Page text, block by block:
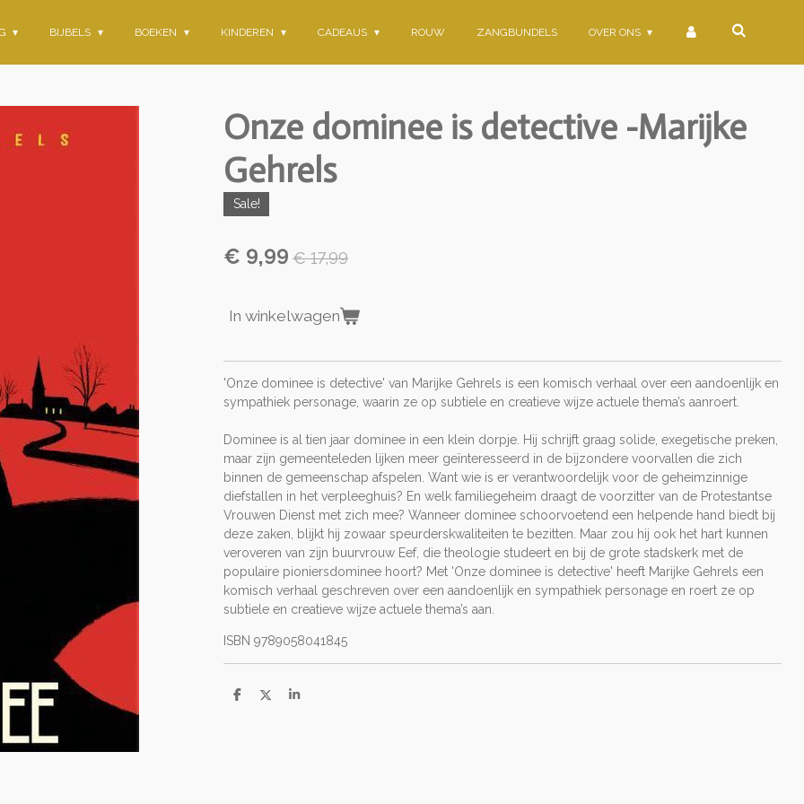
BIJBELS BOEKEN KINDEREN CADEAUS ROUW ZANGBUNDELS OVER ONS
Onze dominee is detective -Marijke
Gehrels
Sale!
€ 9,99 € 17,99
In winkelwagen
'Onze dominee is detective' van Marijke Gehrels is een komisch verhaal over een aandoenlijk en
sympathiek personage, waarin ze op subtiele en creatieve wijze actuele thema’s aanroert.
Dominee is al tien jaar dominee in een klein dorpje. Hij schrijft graag solide, exegetische preken,
maar zijn gemeenteleden lijken meer geïnteresseerd in de bijzondere voorvallen die zich
binnen de gemeenschap afspelen. Want wie is er verantwoordelijk voor de geheimzinnige
diefstallen in het verpleeghuis? En welk familiegeheim draagt de voorzitter van de Protestantse
Vrouwen Dienst met zich mee? Wanneer dominee schoorvoetend een helpende hand biedt bij
deze zaken, blijkt hij zowaar speurderskwaliteiten te bezitten. Maar zou hij ook het hart kunnen
veroveren van zijn buurvrouw Eef, die theologie studeert en bij de grote stadskerk met de
populaire pioniersdominee hoort? Met 'Onze dominee is detective' heeft Marijke Gehrels een
komisch verhaal geschreven over een aandoenlijk en sympathiek personage en roert ze op
subtiele en creatieve wijze actuele thema’s aan.
ISBN 9789058041845
D
D
S